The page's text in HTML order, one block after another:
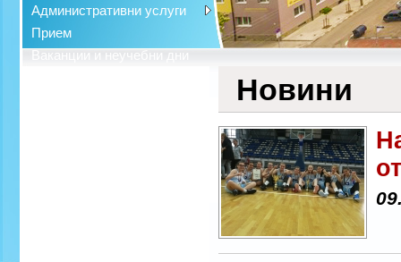
Административни услуги
Прием
Ваканции и неучебни дни
Новини